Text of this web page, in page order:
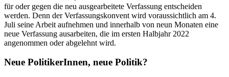
für oder gegen die neu ausgearbeitete Verfassung entscheiden
werden. Denn der Verfassungskonvent wird voraussichtlich am 4.
Juli seine Arbeit aufnehmen und innerhalb von neun Monaten eine
neue Verfassung ausarbeiten, die im ersten Halbjahr 2022
angenommen oder abgelehnt wird.
Neue PolitikerInnen, neue Politik?